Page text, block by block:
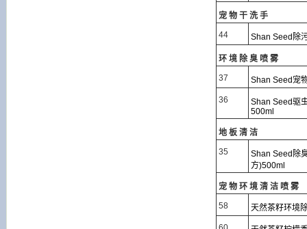
宠物干洗手
44
Shan Seed除
环境除臭喷雾
37
Shan Seed宠
36
Shan Seed驱
500ml
地板清洁
35
Shan Seed除
方)500ml
宠物环境清洁喷雾
58
天然茶籽环境